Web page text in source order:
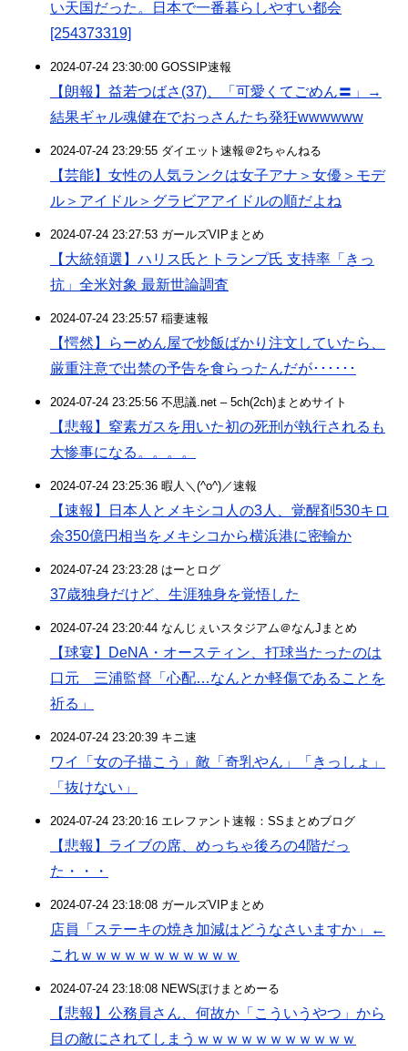
い天国だった。日本で一番暮らしやすい都会
[254373319]
2024-07-24 23:30:00 GOSSIP速報
【朗報】益若つばさ(37)、「可愛くてごめん〓」→
結果ギャル魂健在でおっさんたち発狂wwwwww
2024-07-24 23:29:55 ダイエット速報＠2ちゃんねる
【芸能】女性の人気ランクは女子アナ＞女優＞モデ
ル＞アイドル＞グラビアアイドルの順だよね
2024-07-24 23:27:53 ガールズVIPまとめ
【大統領選】ハリス氏とトランプ氏 支持率「きっ
抗」全米対象 最新世論調査
2024-07-24 23:25:57 稲妻速報
【愕然】らーめん屋で炒飯ばかり注文していたら、
厳重注意で出禁の予告を食らったんだが･･････
2024-07-24 23:25:56 不思議.net – 5ch(2ch)まとめサイト
【悲報】窒素ガスを用いた初の死刑が執行されるも
大惨事になる。。。。
2024-07-24 23:25:36 暇人＼(^o^)／速報
【速報】日本人とメキシコ人の3人、覚醒剤530キロ
余350億円相当をメキシコから横浜港に密輸か
2024-07-24 23:23:28 はーとログ
37歳独身だけど、生涯独身を覚悟した
2024-07-24 23:20:44 なんじぇいスタジアム＠なんJまとめ
【球宴】DeNA・オースティン、打球当たったのは
口元 三浦監督「心配…なんとか軽傷であることを
祈る」
2024-07-24 23:20:39 キニ速
ワイ「女の子描こう」敵「奇乳やん」「きっしょ」
「抜けない」
2024-07-24 23:20:16 エレファント速報：SSまとめブログ
【悲報】ライブの席、めっちゃ後ろの4階だっ
た・・・
2024-07-24 23:18:08 ガールズVIPまとめ
店員「ステーキの焼き加減はどうなさいますか」←
これｗｗｗｗｗｗｗｗｗｗｗ
2024-07-24 23:18:08 NEWSぽけまとめーる
【悲報】公務員さん、何故か「こういうやつ」から
目の敵にされてしまうｗｗｗｗｗｗｗｗｗｗｗ